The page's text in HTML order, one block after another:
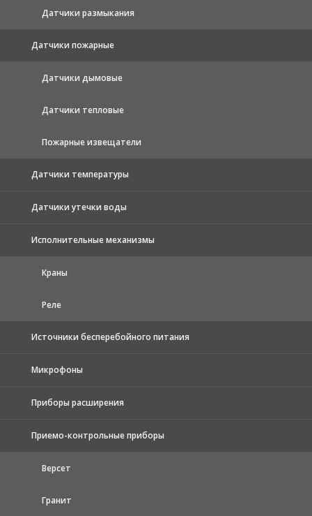
Датчики размыкания
Датчики пожарные
Датчики дымовые
Датчики тепловые
Пожарные извещатели
Датчики температуры
Датчики утечки воды
Исполнительные механизмы
Краны
Реле
Источники бесперебойного питания
Микрофоны
Приборы расширения
Приемо-контрольные приборы
Версет
Гранит